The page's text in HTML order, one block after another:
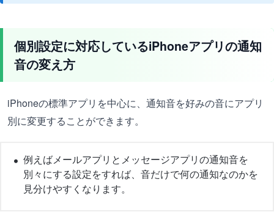
個別設定に対応しているiPhoneアプリの通知
音の変え方
iPhoneの標準アプリを中心に、通知音を好みの音にアプリ
別に変更することができます。
例えばメールアプリとメッセージアプリの通知音を
別々にする設定をすれば、音だけで何の通知なのかを
見分けやすくなります。